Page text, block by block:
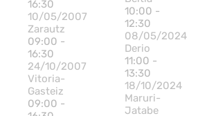
16:30
10/05/2007
Zarautz
09:00 -
16:30
24/10/2007
Vitoria-
Gasteiz
09:00 -
10:00 -
12:30
08/05/2024
Derio
11:00 -
13:30
18/10/2024
Maruri-
Jatabe